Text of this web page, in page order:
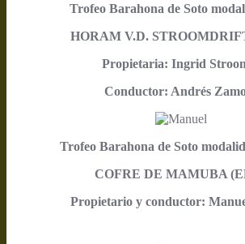
Trofeo Barahona de Soto
HORAM V.D.
Propietaria: Ingrid
Conductor: Andrés
Trofeo Barahona de Soto
COFRE DE MAMUBA
Propietario y conductor: